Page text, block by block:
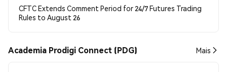
CFTC Extends Comment Period for 24/7 Futures Trading
Rules to August 26
Academia Prodigi Connect (PDG) Mais